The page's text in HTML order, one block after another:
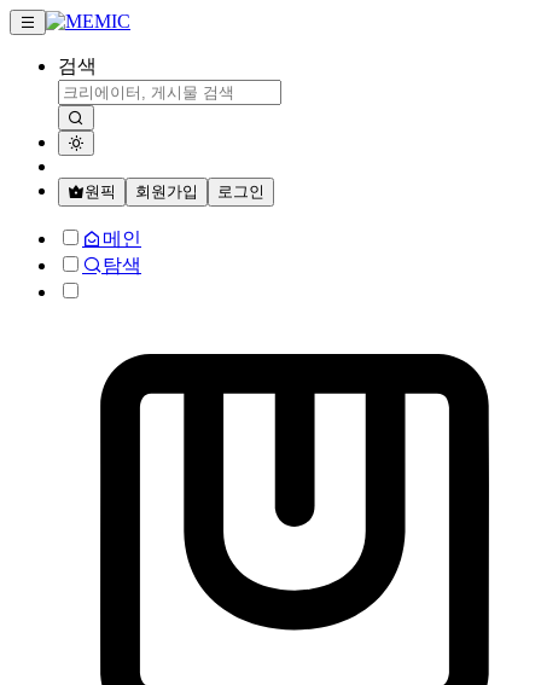
검색
원픽 회원가입 로그인
메인
탐색